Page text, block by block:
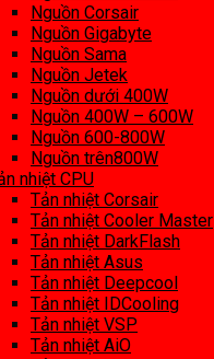
Nguồn Corsair
Nguồn Gigabyte
Nguồn Sama
Nguồn Jetek
Nguồn dưới 400W
Nguồn 400W – 600W
Nguồn 600-800W
Nguồn trên800W
nhiệt CPU
Tản nhiệt Corsair
Tản nhiệt Cooler Master
Tản nhiệt DarkFlash
Tản nhiệt Asus
Tản nhiệt Deepcool
Tản nhiệt IDCooling
Tản nhiệt VSP
Tản nhiệt AiO